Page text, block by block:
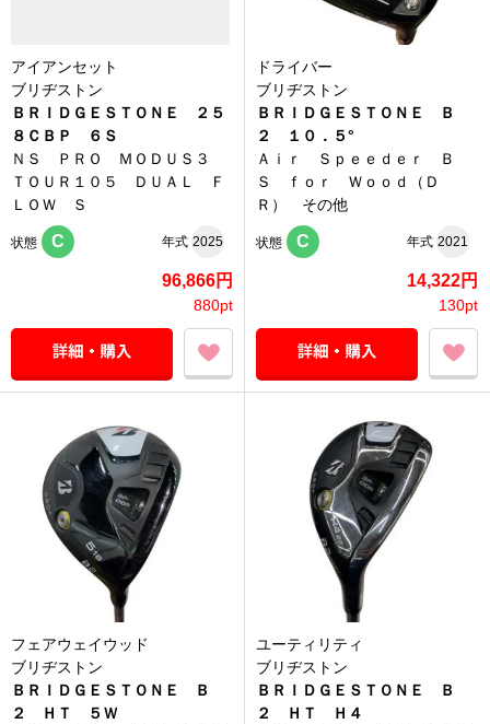
アイアンセット
ブリヂストン
ＢＲＩＤＧＥＳＴＯＮＥ ２５
８ＣＢＰ ６Ｓ
ＮＳ ＰＲＯ ＭＯＤＵＳ３
ＴＯＵＲ１０５ ＤＵＡＬ Ｆ
ＬＯＷ Ｓ
状態 C 年式 2025
96,866円
880pt
ドライバー
ブリヂストン
ＢＲＩＤＧＥＳＴＯＮＥ Ｂ
２ １０．５°
Ａｉｒ Ｓｐｅｅｄｅｒ Ｂ
Ｓ ｆｏｒ Ｗｏｏｄ（Ｄ
Ｒ） その他
状態 C 年式 2021
14,322円
130pt
フェアウェイウッド
ブリヂストン
ＢＲＩＤＧＥＳＴＯＮＥ Ｂ
２ ＨＴ ５Ｗ
ユーティリティ
ブリヂストン
ＢＲＩＤＧＥＳＴＯＮＥ Ｂ
２ ＨＴ Ｈ４